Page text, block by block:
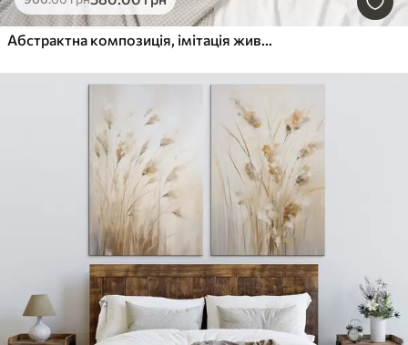
Абстрактна композиція, імітація живопису